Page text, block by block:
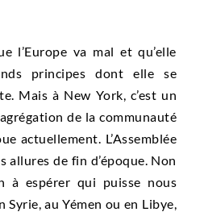
l’Europe va mal et qu’elle
principes dont elle se
Mais à New York, c’est un
de la communauté
actuellement. L’Assemblée
allures de fin d’époque. Non
à espérer qui puisse nous
Syrie, au Yémen ou en Libye,